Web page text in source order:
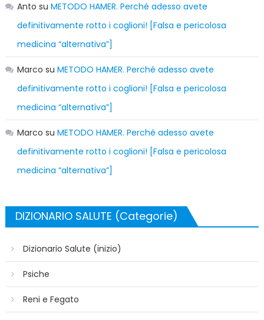
Anto su METODO HAMER. Perché adesso avete
definitivamente rotto i coglioni! [Falsa e pericolosa
medicina “alternativa”]
Marco su METODO HAMER. Perché adesso avete
definitivamente rotto i coglioni! [Falsa e pericolosa
medicina “alternativa”]
Marco su METODO HAMER. Perché adesso avete
definitivamente rotto i coglioni! [Falsa e pericolosa
medicina “alternativa”]
DIZIONARIO SALUTE (Categorie)
Dizionario Salute (inizio)
Psiche
Reni e Fegato